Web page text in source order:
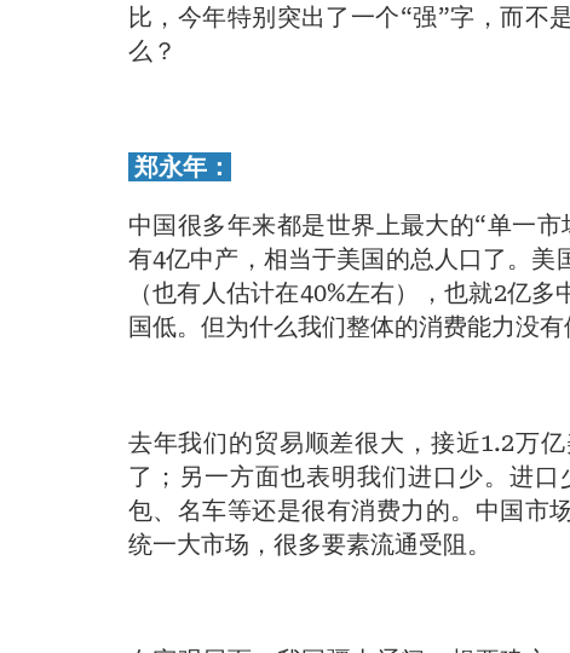
比，今年特别突出了一个“强”字，而不
么？
郑永年：
中国很多年来都是世界上最大的“单一
有4亿中产，相当于美国的总人口了。
（也有人估计在40%左右），也就2亿
国低。但为什么我们整体的消费能力没有
去年我们的贸易顺差很大，接近1.2万
了；另一方面也表明我们进口少。进
包、名车等还是很有消费力的。中国市
统一大市场，很多要素流通受阻。